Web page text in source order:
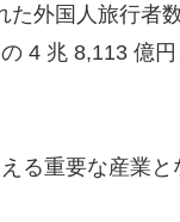
た外国人旅行者
4 兆 8,113 億
る重要な産業と